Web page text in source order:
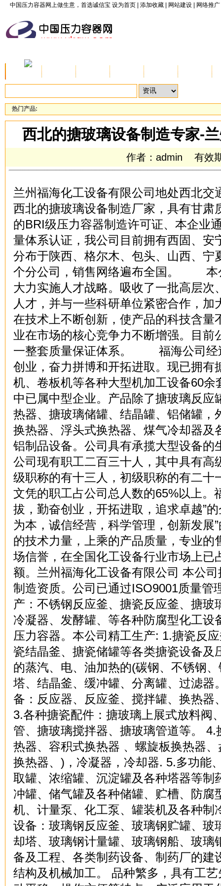
中国压力容器网上做生意，首选诚信宝 设为首页 添加收藏 网站建设 网络推广
热门产品:
西北的搪玻璃设备制造专家-
作者：admin 有效
兰州福海化工设备有限公司地处西北
西北的搪玻璃设备制造厂家，具有甘肃
的BRI级压力容器制造许可证、本企业
量体系认证，我公司目前拥有西固、安
分布于陕西、格尔木、包头、山西、宁
个分公司，销售网络遍布全国。 本
大力实施人才战略。吸收了一批高层次
人才，并与一些科研单位紧密合作，加
在技术上不断创新，使产品的科技含量
业在市场的核心竞争力不断增强。目前
一整套质量保证体系。 福海公司经
创业，奋力拼博和开拓进取。现已拥有
机、卷板机等各种大型机加工设备60余
中已属中型企业。产品除了搪玻璃反应
热器、搪玻璃储罐、结晶罐、铝储罐，
换热器、浮头式换热器、煤气冷却器及
铝制品设备。公司具有承揽大型设
公司现有职工二百三十人，其中具有高
级职称的有十三人，初级职称的有二十
文凭的职工占公司总人数的65%以上。
拔，勤奋创业，开拓进取，追求卓越”
为本，诚信经营，科学管理，创新发展
的技术力量，上乘的产品质量，专业的
场信誉，在全国化工设备行业市场上已
额。兰州福海化工设备有限公司 本公司
制造资质。公司已通过ISO9001质量管
产：不锈钢反应釜、搪瓷反应釜、搪玻
冷凝器、发酵罐、等各种防腐型化工设
压力容器。本公司精工生产: 1.搪瓷反
瓷结晶釜、搪瓷储罐等各类搪瓷设备及
的蒸汽、电、油加热的(碳钢、不锈钢
塔、结晶釜、缓冲罐、分离罐、过滤器
备：反应器、反应釜、搅拌罐、换热器
3.各种搪瓷配件：搪玻璃上展式放料阀
管、搪玻璃搅拌器、搪玻璃管道等。 4.
热器、容积式换热器 、螺旋板换热器
换热器、)，冷凝器，冷却器. 5.多功能
取罐、浓缩罐、沉淀罐及各种塔器等制
冲罐、储气罐及各种储罐、贮槽、防腐
机、计量泵、化工泵、罐装机及各种制
设备：玻璃钢反应釜、玻璃钢贮罐、玻
却塔、玻璃钢计量罐、玻璃钢船、玻璃
备及工程、各类制药设备、制药厂的建
结构及机械加工。 品种繁多，具有工